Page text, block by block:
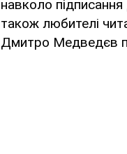
навколо
також любителі
Дмитро Медведєв